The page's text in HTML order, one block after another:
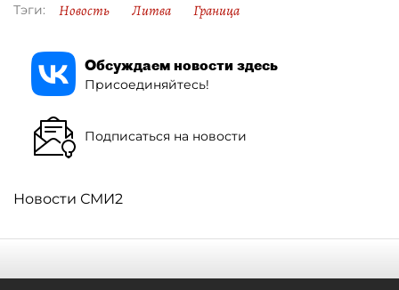
Тэги: Новость Литва Граница
Обсуждаем новости здесь
Присоединяйтесь!
Подписаться на новости
Новости СМИ2